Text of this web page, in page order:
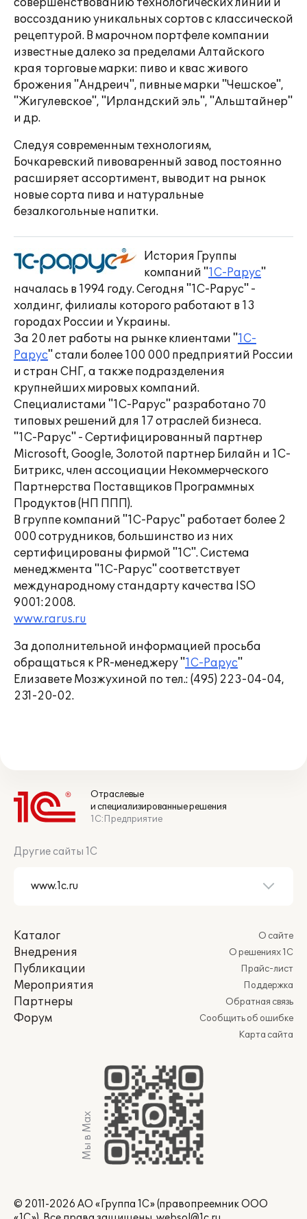
совершенствованию технологических линий и
воссозданию уникальных сортов с классической
рецептурой. В марочном портфеле компании
известные далеко за пределами Алтайского
края торговые марки: пиво и квас живого
брожения "Андреич", пивные марки "Чешское",
"Жигулевское", "Ирландский эль", "Альштайнер"
и др.
Следуя современным технологиям,
Бочкаревский пивоваренный завод постоянно
расширяет ассортимент, выводит на рынок
новые сорта пива и натуральные
безалкогольные напитки.
История Группы
компаний "1С-Рарус"
началась в 1994 году. Сегодня "1С-Рарус" -
холдинг, филиалы которого работают в 13
городах России и Украины.
За 20 лет работы на рынке клиентами "1С-
Рарус" стали более 100 000 предприятий России
и стран СНГ, а также подразделения
крупнейших мировых компаний.
Специалистами "1С-Рарус" разработано 70
типовых решений для 17 отраслей бизнеса.
"1С-Рарус" - Сертифицированный партнер
Microsoft, Google, Золотой партнер Билайн и 1С-
Битрикс, член ассоциации Некоммерческого
Партнерства Поставщиков Программных
Продуктов (НП ППП).
В группе компаний "1С-Рарус" работает более 2
000 сотрудников, большинство из них
сертифицированы фирмой "1С". Система
менеджмента "1С-Рарус" соответствует
международному стандарту качества ISO
9001:2008.
www.rarus.ru
За дополнительной информацией просьба
обращаться к PR-менеджеру "1С-Рарус"
Елизавете Мозжухиной по тел.: (495) 223-04-04,
231-20-02.
Отраслевые
и специализированные решения
1С:Предприятие
Другие сайты 1С
Каталог
Внедрения
Публикации
Мероприятия
Партнеры
Форум
О сайте
О решениях 1С
Прайс-лист
Поддержка
Обратная связь
Сообщить об ошибке
Карта сайта
Мы в Max
© 2011-2026 АО «Группа 1С» (правопреемник ООО